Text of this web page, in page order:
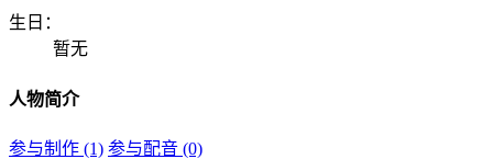
生日：
暂无
人物简介
参与制作 (1) 参与配音 (0)